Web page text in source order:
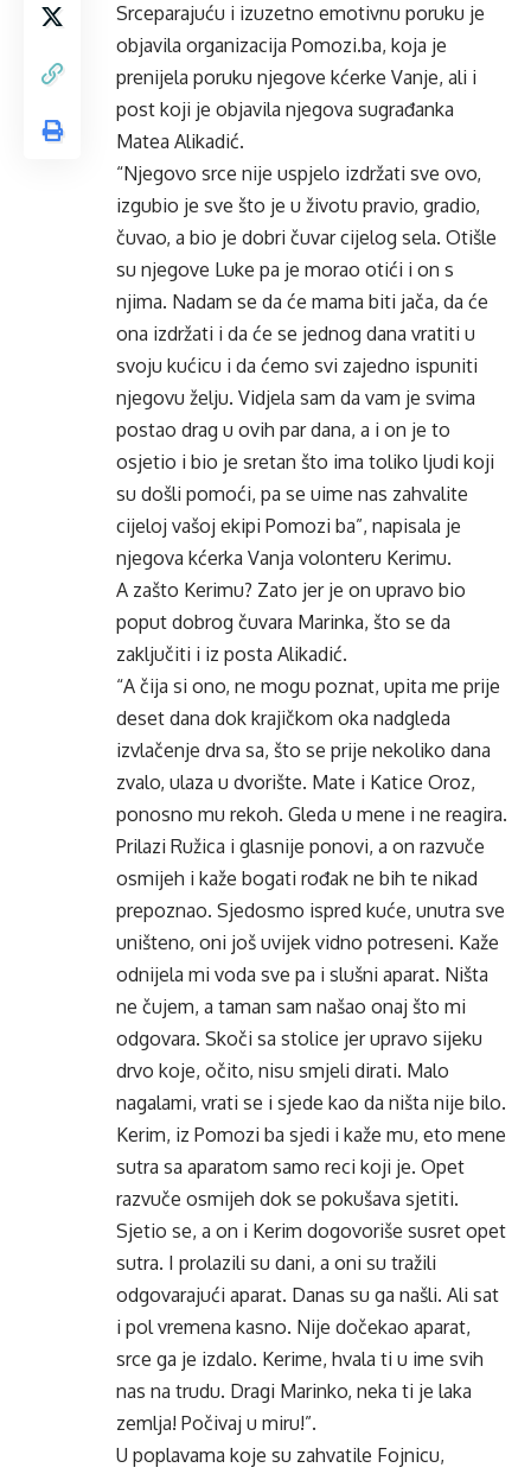
Srceparajuću i izuzetno emotivnu poruku je
objavila organizacija Pomozi.ba, koja je
prenijela poruku njegove kćerke Vanje, ali i
post koji je objavila njegova sugrađanka
Matea Alikadić.
“Njegovo srce nije uspjelo izdržati sve ovo,
izgubio je sve što je u životu pravio, gradio,
čuvao, a bio je dobri čuvar cijelog sela. Otišle
su njegove Luke pa je morao otići i on s
njima. Nadam se da će mama biti jača, da će
ona izdržati i da će se jednog dana vratiti u
svoju kućicu i da ćemo svi zajedno ispuniti
njegovu želju. Vidjela sam da vam je svima
postao drag u ovih par dana, a i on je to
osjetio i bio je sretan što ima toliko ljudi koji
su došli pomoći, pa se uime nas zahvalite
cijeloj vašoj ekipi Pomozi ba”, napisala je
njegova kćerka Vanja volonteru Kerimu.
A zašto Kerimu? Zato jer je on upravo bio
poput dobrog čuvara Marinka, što se da
zaključiti i iz posta Alikadić.
“A čija si ono, ne mogu poznat, upita me prije
deset dana dok krajičkom oka nadgleda
izvlačenje drva sa, što se prije nekoliko dana
zvalo, ulaza u dvorište. Mate i Katice Oroz,
ponosno mu rekoh. Gleda u mene i ne reagira.
Prilazi Ružica i glasnije ponovi, a on razvuče
osmijeh i kaže bogati rođak ne bih te nikad
prepoznao. Sjedosmo ispred kuće, unutra sve
uništeno, oni još uvijek vidno potreseni. Kaže
odnijela mi voda sve pa i slušni aparat. Ništa
ne čujem, a taman sam našao onaj što mi
odgovara. Skoči sa stolice jer upravo sijeku
drvo koje, očito, nisu smjeli dirati. Malo
nagalami, vrati se i sjede kao da ništa nije bilo.
Kerim, iz Pomozi ba sjedi i kaže mu, eto mene
sutra sa aparatom samo reci koji je. Opet
razvuče osmijeh dok se pokušava sjetiti.
Sjetio se, a on i Kerim dogovoriše susret opet
sutra. I prolazili su dani, a oni su tražili
odgovarajući aparat. Danas su ga našli. Ali sat
i pol vremena kasno. Nije dočekao aparat,
srce ga je izdalo. Kerime, hvala ti u ime svih
nas na trudu. Dragi Marinko, neka ti je laka
zemlja! Počivaj u miru!”.
U poplavama koje su zahvatile Fojnicu,